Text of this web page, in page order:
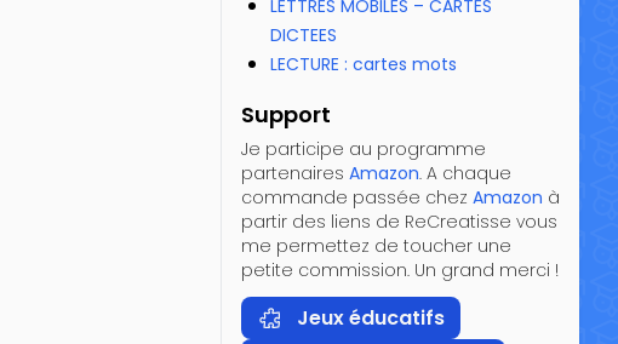
LETTRES MOBILES – CARTES
DICTEES
LECTURE : cartes mots
Support
Je participe au programme
partenaires Amazon. A chaque
commande passée chez Amazon à
partir des liens de ReCreatisse vous
me permettez de toucher une
petite commission. Un grand merci !
Jeux éducatifs